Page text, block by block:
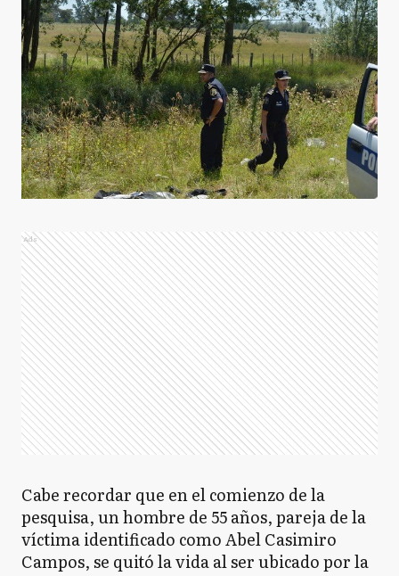
Ads
Cabe recordar que en el comienzo de la
pesquisa, un hombre de 55 años, pareja de la
víctima identificado como Abel Casimiro
Campos, se quitó la vida al ser ubicado por la